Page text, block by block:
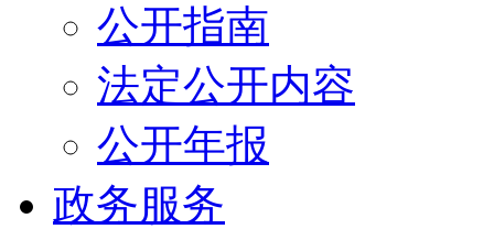
公开指南
法定公开内容
公开年报
政务服务